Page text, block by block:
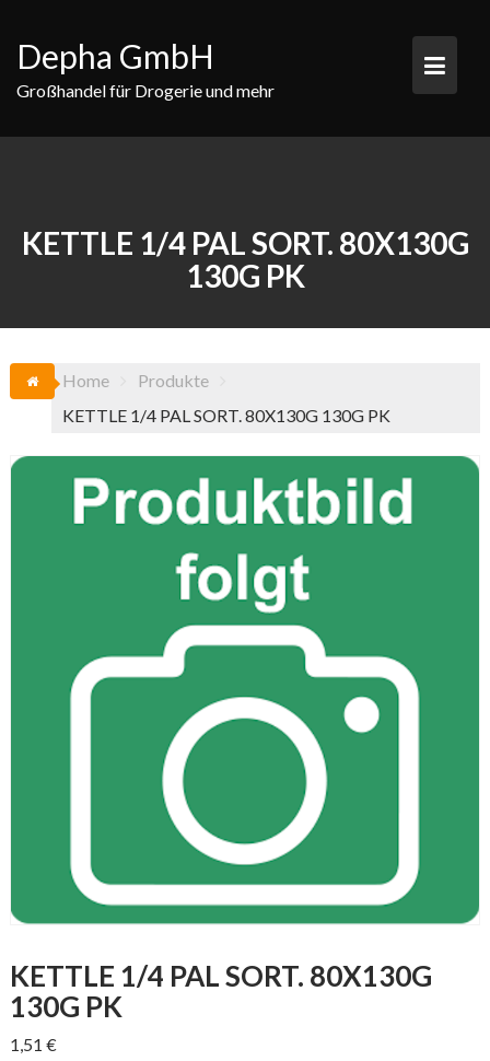
content
Depha GmbH
Großhandel für Drogerie und mehr
KETTLE 1/4 PAL SORT. 80X130G
130G PK
Home
Produkte
KETTLE 1/4 PAL SORT. 80X130G 130G PK
KETTLE 1/4 PAL SORT. 80X130G
130G PK
1,51 €